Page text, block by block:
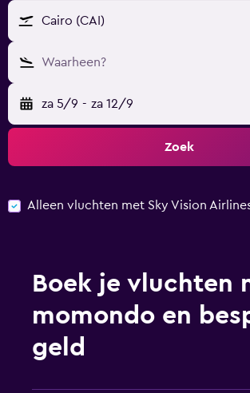
Cairo (CAI)
Waarheen?
za 5/9 - za 12/9
Zoek
Alleen vluchten met Sky Vision
Boek je vluchten
momondo en
geld